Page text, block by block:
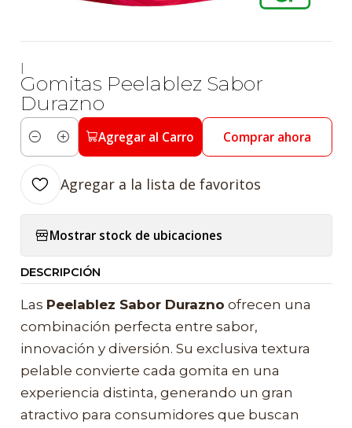
|
Gomitas Peelablez Sabor
Durazno
Cantidad
Agregar al Carro Comprar ahora
Agregar a la lista de favoritos
Mostrar stock de ubicaciones
DESCRIPCIÓN
Las Peelablez Sabor Durazno ofrecen una
combinación perfecta entre sabor,
innovación y diversión. Su exclusiva textura
pelable convierte cada gomita en una
experiencia distinta, generando un gran
atractivo para consumidores que buscan